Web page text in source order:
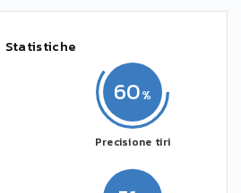
Statistiche
60
Precisione tiri